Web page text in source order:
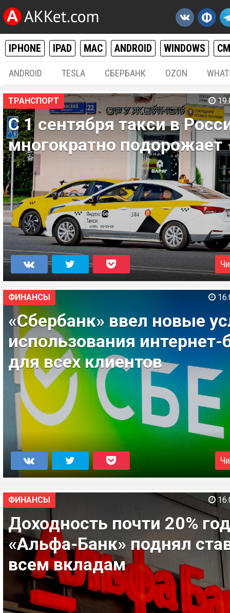
IPHONE IPAD MAC ANDROID WINDOWS
ANDROID TESLA СБЕРБАНК OZON
ТРАНСПОРТ
С 1 сентября такси в
многократно подорожает
ФИНАНСЫ
«Сбербанк» ввел новые
использования интернет-
для всех клиентов
ФИНАНСЫ
Доходность почти 20%
«Альфа-Банк» поднял
всем вкладам